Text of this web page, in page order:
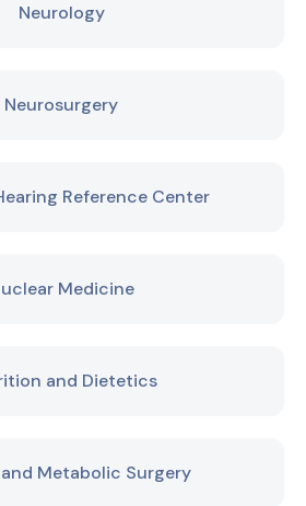
Neurology
Neurosurgery
Reference Center
Medicine
and Dietetics
Metabolic Surgery